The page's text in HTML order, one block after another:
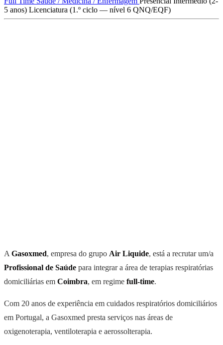
5 anos) Licenciatura (1.º ciclo — nível 6 QNQ/EQF)
A Gasoxmed, empresa do grupo Air Liquide, está a recrutar um/a
Profissional de Saúde para integrar a área de terapias respiratórias
domiciliárias em Coimbra, em regime full-time.
Com 20 anos de experiência em cuidados respiratórios domiciliários
em Portugal, a Gasoxmed presta serviços nas áreas de
oxigenoterapia, ventiloterapia e aerossolterapia.